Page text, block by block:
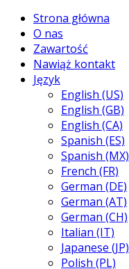
Strona główna
O nas
Zawartość
Nawiąż kontakt
Język
English (US)
English (GB)
English (CA)
Spanish (ES)
Spanish (MX)
French (FR)
German (DE)
German (AT)
German (CH)
Italian (IT)
Japanese (JP)
Polish (PL)